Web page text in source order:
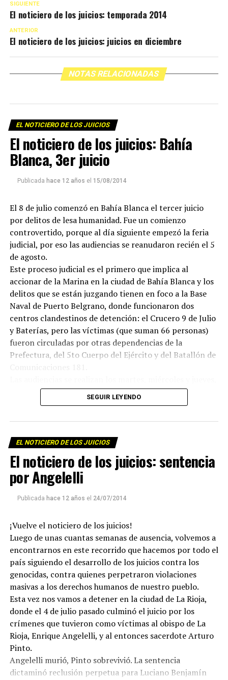
SIGUIENTE
El noticiero de los juicios: temporada 2014
ANTERIOR
El noticiero de los juicios: juicios en diciembre
NOTAS RELACIONADAS
EL NOTICIERO DE LOS JUICIOS
El noticiero de los juicios: Bahía
Blanca, 3er juicio
Publicada hace 12 años el 15/08/2014
El 8 de julio comenzó en Bahía Blanca el tercer juicio
por delitos de lesa humanidad. Fue un comienzo
controvertido, porque al día siguiente empezó la feria
judicial, por eso las audiencias se reanudaron recién el 5
de agosto.
Este proceso judicial es el primero que implica al
accionar de la Marina en la ciudad de Bahía Blanca y los
delitos que se están juzgando tienen en foco a la Base
Naval de Puerto Belgrano, donde funcionaron dos
centros clandestinos de detención: el Crucero 9 de Julio
y Baterías, pero las víctimas (que suman 66 personas)
fueron circuladas por otras dependencias de la
Prefectura, del 5to Cuerpo del Ejército y del Batallón de
semana de por medio, desde las 9 hs en el Aula Magna de
la Universidad Nacional del Sur, Av. Colón 80, Bahía
Para descargar los archivos:www.radiolavaca.org
El noticiero de los juicios es de reproducción libre y
gratuita para todas las emisoras que nos escriban a
infolavaca@yahoo.com.ar
SEGUIR LEYENDO
EL NOTICIERO DE LOS JUICIOS
El noticiero de los juicios: sentencia
por Angelelli
Publicada hace 12 años el 24/07/2014
¡Vuelve el noticiero de los juicios!
Luego de unas cuantas semanas de ausencia, volvemos a
encontrarnos en este recorrido que hacemos por todo el
país siguiendo el desarrollo de los juicios contra los
genocidas, contra quienes perpetraron violaciones
masivas a los derechos humanos de nuestro pueblo.
Esta vez nos vamos a detener en la ciudad de La Rioja,
donde el 4 de julio pasado culminó el juicio por los
crímenes que tuvieron como víctimas al obispo de La
Rioja, Enrique Angelelli, y al entonces sacerdote Arturo
Pinto.
Angelelli murió, Pinto sobrevivió. La sentencia
dictaminó reclusión perpetua para Luciano Benjamín